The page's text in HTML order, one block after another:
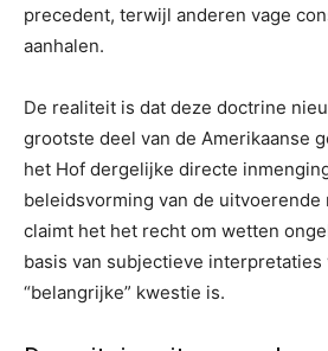
precedent, terwijl anderen vage
aanhalen.
De realiteit is dat deze doctrine
grootste deel van de Amerikaanse
het Hof dergelijke directe
beleidsvorming van de uitvoerende
claimt het het recht om wetten
basis van subjectieve interpretaties
“belangrijke” kwestie is.